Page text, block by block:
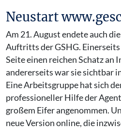
Neustart
Am 21. August endete auch
Auftritts der GSHG.
Seite einen reichen Schatz an
andererseits war sie sichtbar
Eine Arbeitsgruppe hat sich
professioneller Hilfe der
großem Eifer angenommen.
neue Version online, die